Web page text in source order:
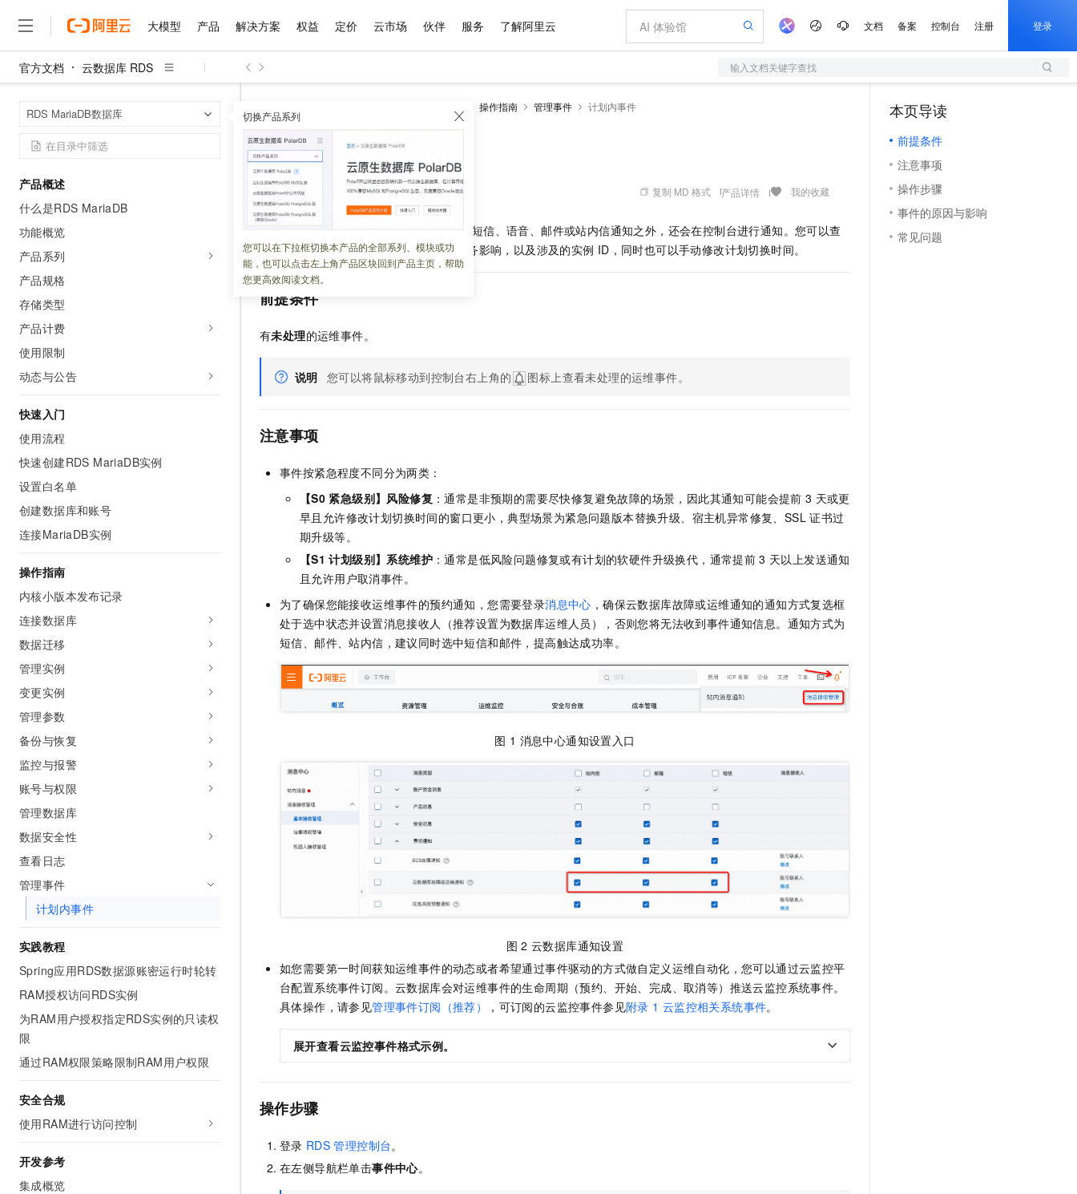
大模型 产品 解决方案 权益 定价 云市场 伙伴 服务 了解阿里云 文档 备案 控制台 注册 登录
官方文档 云数据库 RDS 输入文档关键字查找
RDS MariaDB数据库 切换产品系列
您可以在下拉框切换本产品的全部系列、模块或功
能，也可以点击左上角产品区块回到产品主页，帮助
您更高效阅读文档。
产品概述
什么是RDS MariaDB
功能概览
产品系列
产品规格
存储类型
产品计费
使用限制
动态与公告
快速入门
使用流程
快速创建RDS MariaDB实例
设置白名单
创建数据库和账号
连接MariaDB实例
操作指南
内核小版本发布记录
连接数据库
数据迁移
管理实例
变更实例
管理参数
备份与恢复
监控与报警
账号与权限
管理数据库
数据安全性
查看日志
管理事件
计划内事件
实践教程
Spring应用RDS数据源账密运行时轮转
RAM授权访问RDS实例
为RAM用户授权指定RDS实例的只读权
限
通过RAM权限策略限制RAM用户权限
安全合规
使用RAM进行访问控制
开发参考
集成概览
操作指南 管理事件 计划内事件
计划内事件
更新时间： 2025-07-01 03:22:35 复制 MD 格式 产品详情 我的收藏
短信、 语音、邮件或站内信通知之外，还会在控制台进行通知。您可以查
看具体的事件类型、地域、事件原因和业务影响，以及涉及的实例 ID，同时也可以手动修改计划切换时间。
前提条件
有未处理的运维事件。
说明 您可以将鼠标移动到控制台右上角的 图标上查看未处理的运维事件。
注意事项
事件按紧急程度不同分为两类：
【S0 紧急级别】风险修复 ：通常是非预期的需要尽快修复避免故障的场景，因此其通知可能会提前 3 天或更
早且允许修改计划切换时间的窗口更小，典型场景为紧急问题版本替换升级、宿主机异常修复、SSL 证书过
期升级等。
【S1 计划级别】系统维护 ：通常是低风险问题修复或有计划的软硬件升级换代，通常提前 3 天以上发送通知
且允许用户取消事件。
为了确保您能接收运维事件的预约通知，您需要登录消息中心 ，确保云数据库故障或运维通知的通知方式复选框
处于选中状态并设置消息接收人（推荐设置为数据库运维人员），否则您将无法收到事件通知信息。 通知方式为
短信、邮件、站内信，建议同时选中短信和邮件，提高触达成功率。
图 1 消息中心通知设置入口
图 2 云数据库通知设置
如您需要第一时间获知运维事件的动态或者希望通过事件驱动的方式做自定义运维自动化，您可以通过云监控平
台配置系统事件订阅。云数据库会对运维事件的生命周期（预约、开始、完成、取消等）推送云监控系统事件。
具体操作，请参见管理事件订阅（推荐） ，可订阅的云监控事件参见附录 1 云监控相关系统事件。
展开查看云监控事件格式示例。
操作步骤
登录 RDS 管理控制台。
在左侧导航栏单击事件中心。
本页导读
前提条件
注意事项
操作步骤
事件的原因与影响
常见问题
大模型
大模型
文本生成
Qwen3.8-Max HOT
智能体时代全能旗舰模型
Qwen3.7-Plus
Kimi-K3 NEW
Kimi 最新旗舰模型，长程编程与推理利器
HappyHorse-1.1-T2V
语音识别与合成
Qwen3-TTS-Flash
大模型服务
个人版上线、团队版降价；千问3.8-Max首发发尝鲜
千问AI平台-模型体验
在线体验全尺寸、多种模态的模型效果
Happy 系列大模型
大模型服务平台百炼-智能体
人工智能平台 PAI
万有无界
秒悟
大模型解决方案
快速部署 Dify，高效搭建 AI 应用 10分钟微调：让0.6B模型媲美235B模型
多种方案随心选，轻松解锁专属 DeepSeek
多模态数据信息提取
从文本、图片、视频中提取结构化的属性信息
产品
精选产品
人工智能与机器学习
容器
存储
网络与CDN
安全
中间件
数据库
媒体服务
企业服务与云通信
域名与网站
终端用户计算
Serverless
开发工具
迁移与运维管理
专有云
精选产品
大模型服务平台百炼
大模型服务与应用平台
千问大模型
多元化、高性能、安全可靠的大模型服务
无影云电脑
随时随地安全接入的云上超级电脑
云解析DNS
面向分析的企业级SaaS模式云数据仓库
域名与网站
对象存储 OSS
人工智能平台 PAI 大模型
一站式AI开发、训练和推理服务
Qoder CN
全托管，含MySQL、PostgreSQL、SQL Server、MariaDB多引擎
Qoder
面向真实软件的智能体编程平台
轻量应用服务器
数字证书管理服务（原SSL证书）
实现全站HTTPS，呈现可信的WEB访问
解决方案
精选解决方案
AI
大数据
现代化应用
网络
可观测
上云与迁云
企业出海
政企业务
精选解决方案
千问办公，解锁你的工作新方式
企业级Agent产品，直接交付可用成果
Agency Agents：拥有专属领域专家
多领域专家智能体,一键组建 AI 虚拟交付团队
HappyHorse 打造一站式影视创作平台
快速拥有专属 OpenClaw
睿译宝，AI翻译排版一步到位
GLM-5.2：长任务时代开源旗舰模型
Hermes Agent，打造自进化智能体
自主进化，持久记忆，越用越聪明
Claude Code + GStack 打造工程团队
轻松解锁专属 DeepSeek-V4-Pro
5 分钟轻松部署专属 QwenPaw
从聊天伙伴进化为能主动干活的本地数字员工
一句话生成原生可编辑精美 PPT 文稿
输入一句话想法, 轻松生成专业的 PPT
一键部署幻兽帕鲁游戏服务器
一键购买专属联机服务器，轻松开启游戏
漫剧工坊：一站式动画创作平台
快速生产连贯的高质量长漫剧
权益 普惠上云
普惠上云 官方力荐
云服务器38元/年起，超值低价云产品抢先购
官方推荐返现计划
推荐新用户得奖励，单订单最高返9万
云工开物
高校专属算力普惠，学生认证享300元代金券
免费试用
最高领取价值200元试用点，立即开启云上创新
AI 产品 免费试用
产品新客免费试用，最长12个月
大模型ACA认证体验
AI 特惠
智启 AI 普惠权益
阿里云 OPC 创新助力计划
至高百万元 Token 补贴，加速一人公司成长
Token Plan 模型订阅计划 NEW
Qwen3.8-Max 首发尝鲜，限时加量 10 倍，夜间低至2折
千问办公，限时限量积分加倍
Night Plan 支持 Qwen 3.8-Max NEW
夜间 5 折，Qwen/Meoo/TokenPlan 客户专享
AI 场景体验
从图文生成到视频创作，一键激活电商全链路生产力
AI 广告创作
图文、视频一站生成，高效打造优质广告素材
AI 办公
AI 活动
AI 生产力先锋
先锋实践拓展 AI 生产力的边界
飞天发布时刻
所见，即是所愿
AI 实训营
从基础到进阶，Agent 创客手把手教你
定价 产品定价
了解云产品的定价详情
云上成本管理
管理和优化成本
价格计算器
自助选配和估算价格
价格优势
推动算力普惠，释放技术红利
配置报价器
阿里云 OPC 创新助力计划
Token 补贴，五大权
益加速 OPC 成功
云市场 精选商城
网站建设
多端小程序
Salesforce 国际版订阅
友盟天域
观测云
Tuya 物联网平台阿里云版
蓝凌 OA
电子合同
畅捷通
Tableau 订阅
行业生态解决方案
开发者生态解决方案
AI 开发和 AI 应用解决方案
数据与 API
数据集
身份实名认证
短信
OCR 文字识别
发票查验
企业应用
财税管理
400电话
基础软件
JAVA
Red Hat
模板建站
定制建站
APP 开发
专业服务
公司注册
上云迁移
伙伴 成为销售伙伴
分销伙伴
咨询伙伴
销售伙伴合作计划
Salesforce On Alibaba Cloud
Consulting Partner 合作计划
AI 大模型销售与服务生态合作计划
成为产品伙伴
产品生态集成认证中心
产品生态伙伴工作台
产品伙伴合作计划
云网络合作计划
服务伙伴合作计划
Al MaaS 服务伙伴赋能合作
伙伴信用分合作计划
更多支持
合作伙伴培训与认证
服务 售前咨询
在线服务
售后服务
自助服务
工单服务
短信专区
企业增值服务
企业支持计划
企业增值服务台
企业成长
服务实践
阿里云认证
信息公告
官网公告
开发者社区
镜像站
了解阿里云 为什么选择阿里云
什么是云计算
技术领先
稳定可靠
安全合规
分析师报告
研究报告与白皮书
云开发大赛
最佳实践
云上春晚
云栖战略参考
云上的中国
看见新力量
金融模力时刻
市场活动
魔搭 ModelScope
加入我们
校园招聘